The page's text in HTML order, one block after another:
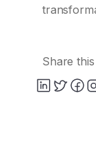
Share